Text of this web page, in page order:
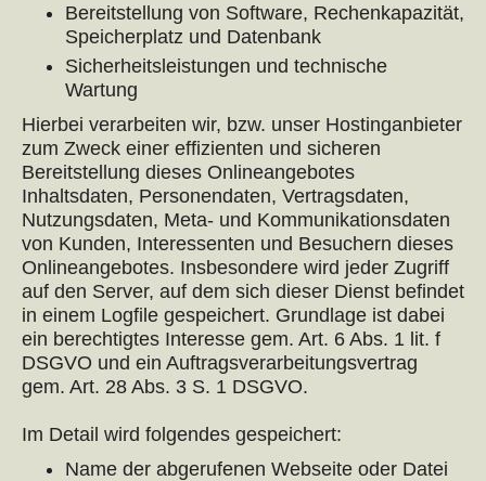
Bereitstellung von Software, Rechenkapazität,
Speicherplatz und Datenbank
Sicherheitsleistungen und technische
Wartung
Hierbei verarbeiten wir, bzw. unser Hostinganbieter
zum Zweck einer effizienten und sicheren
Bereitstellung dieses Onlineangebotes
Inhaltsdaten, Personendaten, Vertragsdaten,
Nutzungsdaten, Meta- und Kommunikationsdaten
von Kunden, Interessenten und Besuchern dieses
Onlineangebotes. Insbesondere wird jeder Zugriff
auf den Server, auf dem sich dieser Dienst befindet
in einem Logfile gespeichert. Grundlage ist dabei
ein berechtigtes Interesse gem. Art. 6 Abs. 1 lit. f
DSGVO und ein Auftragsverarbeitungsvertrag
gem. Art. 28 Abs. 3 S. 1 DSGVO.
Im Detail wird folgendes gespeichert:
Name der abgerufenen Webseite oder Datei